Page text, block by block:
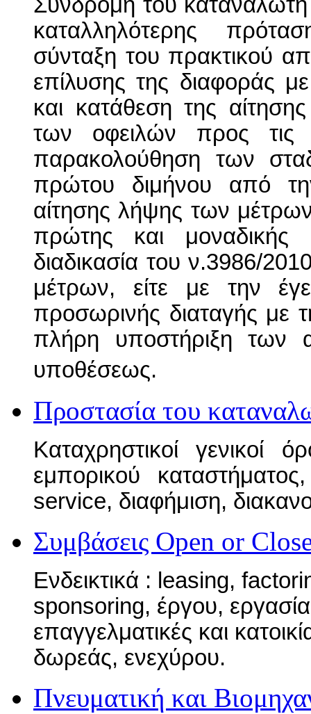
Συνδρομή του καταναλωτή
καταλληλότερης
σύνταξη του πρακτικού
επίλυσης της διαφοράς
και κατάθεση της
των οφειλών προς τις
παρακολούθηση των
πρώτου διμήνου από
αίτησης λήψης των
πρώτης και μοναδικής
διαδικασία του ν.3986/
μέτρων, είτε με την
προσωρινής διαταγής με
πλήρη υποστήριξη των
υποθέσεως.
Προστασία του
Καταχρηστικοί γενικοί
εμπορικού
service, διαφήμιση,
Συμβάσεις Open or
Ενδεικτικά : leasing,
sponsoring, έργου,
επαγγελματικές και
δωρεάς, ενεχύρου.
Πνευματική και